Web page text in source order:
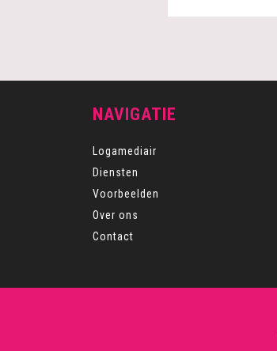
NAVIGATIE
Logamediair
Diensten
Voorbeelden
Over ons
Contact